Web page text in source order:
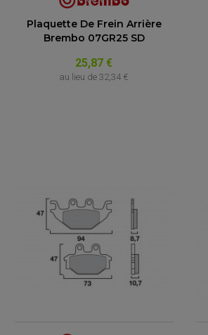
Plaquette De Frein Arrière
Brembo 07GR25 SD
25,87 €
au lieu de32,34 €